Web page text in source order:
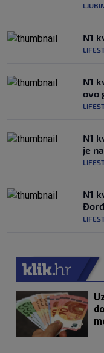
N1
N1
ovo
N1
je
N1